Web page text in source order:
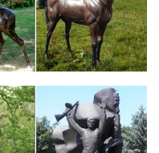
статуэтки и фигурки
материалов,
в интернет-
с доставкой на
для вина Bohemia,
руб. Фигурка символ